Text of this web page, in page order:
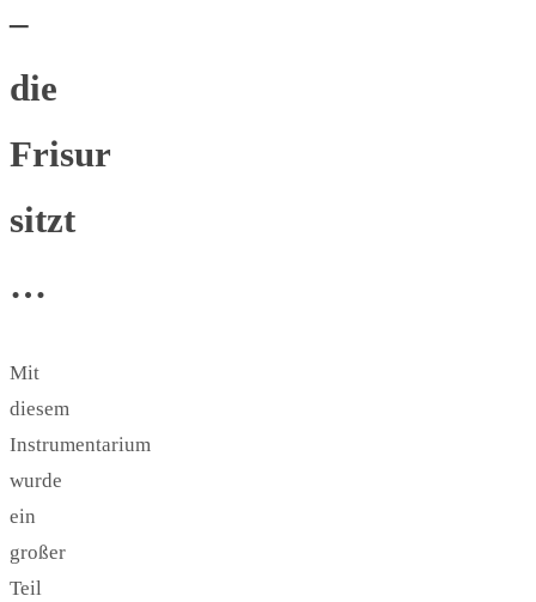
–
die
Frisur
sitzt
…
Mit
diesem
Instrumentarium
wurde
ein
großer
Teil